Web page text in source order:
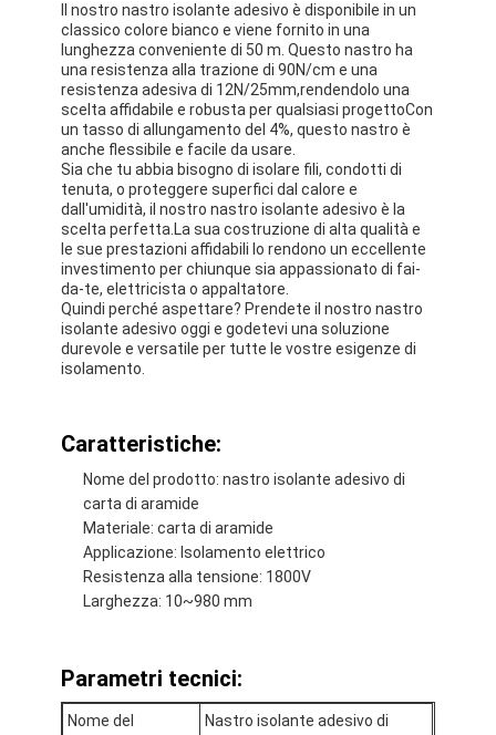
Casa
Circa noi
Giro della fabbrica
Il nostro nastro isolante adesivo è disponibile in un
classico colore bianco e viene fornito in una
lunghezza conveniente di 50 m. Questo nastro ha
una resistenza alla trazione di 90N/cm e una
resistenza adesiva di 12N/25mm,rendendolo una
scelta affidabile e robusta per qualsiasi progettoCon
un tasso di allungamento del 4%, questo nastro è
anche flessibile e facile da usare.
Sia che tu abbia bisogno di isolare fili, condotti di
tenuta, o proteggere superfici dal calore e
dall'umidità, il nostro nastro isolante adesivo è la
scelta perfetta.La sua costruzione di alta qualità e
le sue prestazioni affidabili lo rendono un eccellente
investimento per chiunque sia appassionato di fai-
da-te, elettricista o appaltatore.
Quindi perché aspettare? Prendete il nostro nastro
isolante adesivo oggi e godetevi una soluzione
durevole e versatile per tutte le vostre esigenze di
isolamento.
Caratteristiche:
Nome del prodotto: nastro isolante adesivo di
carta di aramide
Materiale: carta di aramide
Applicazione: Isolamento elettrico
Resistenza alla tensione: 1800V
Larghezza: 10~980 mm
Parametri tecnici:
Nome del
Nastro isolante adesivo di